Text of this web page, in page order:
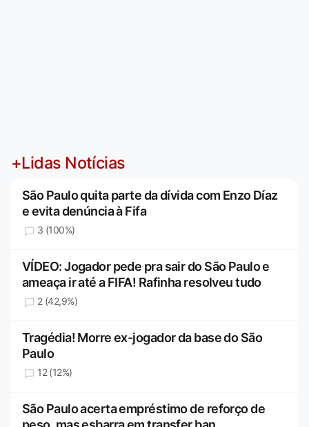
+Lidas Notícias
São Paulo quita parte da dívida com Enzo Díaz
e evita denúncia à Fifa
3 (100%)
VÍDEO: Jogador pede pra sair do São Paulo e
ameaça ir até a FIFA! Rafinha resolveu tudo
2 (42,9%)
Tragédia! Morre ex-jogador da base do São
Paulo
12 (12%)
São Paulo acerta empréstimo de reforço de